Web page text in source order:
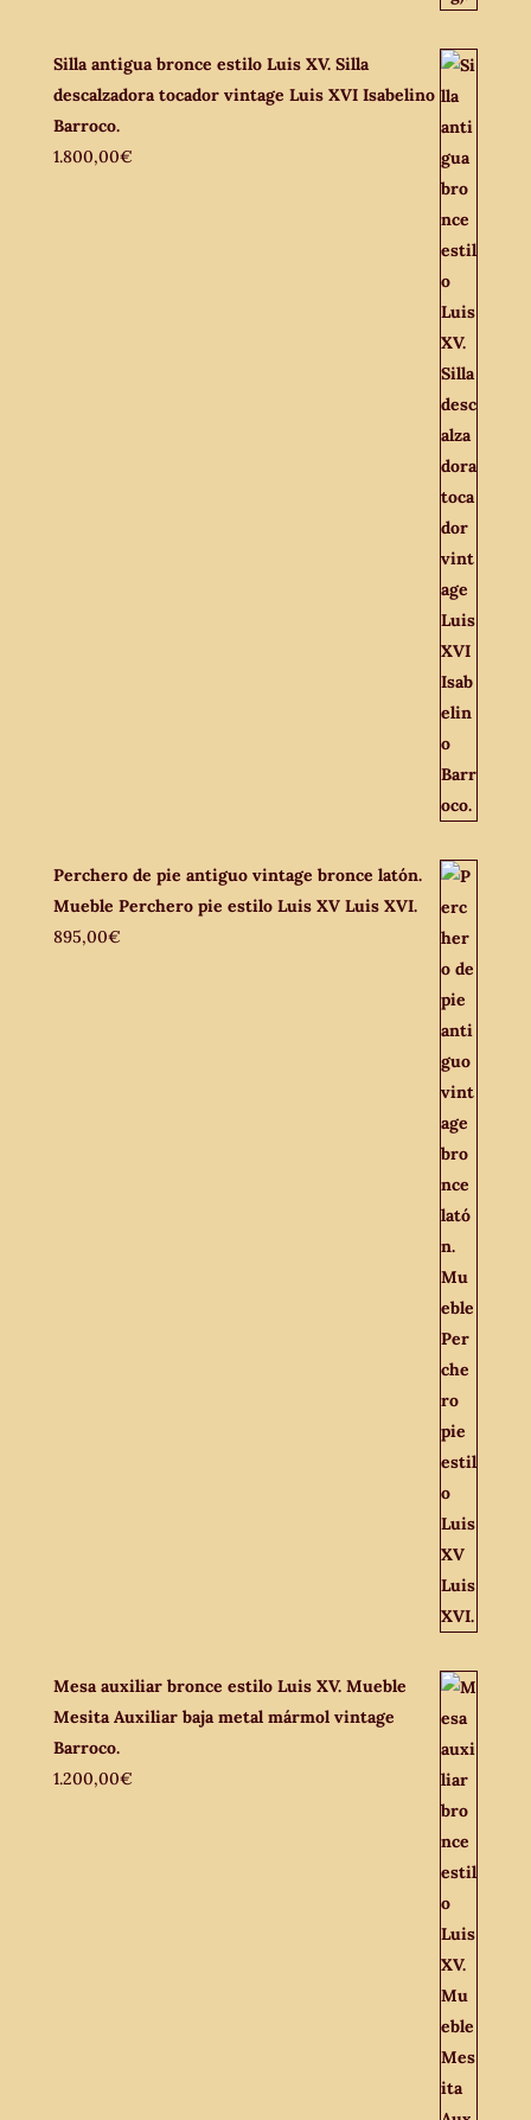
Silla antigua bronce estilo Luis XV. Silla
descalzadora tocador vintage Luis XVI Isabelino
Barroco.
1.800,00€
Perchero de pie antiguo vintage bronce latón.
Mueble Perchero pie estilo Luis XV Luis XVI.
895,00€
Mesa auxiliar bronce estilo Luis XV. Mueble
Mesita Auxiliar baja metal mármol vintage
Barroco.
1.200,00€